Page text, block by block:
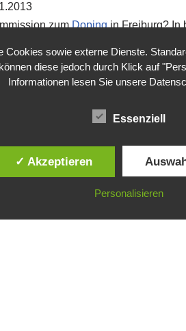
zumDopingin Freiburg? In
Gesellschaft für
sowie externe Dienste.
diese jedoch durch Klick auf
Informationen lesen Sie unsere
Essenziell
✓ Akzeptieren
Personalisieren